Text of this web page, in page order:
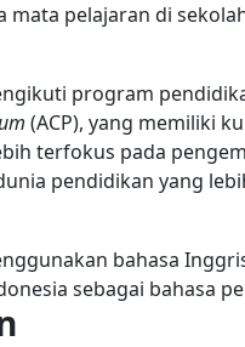
pelajaran di
program
(ACP), yang memiliki
terfokus pada
pendidikan yang
bahasa
sebagai bahasa